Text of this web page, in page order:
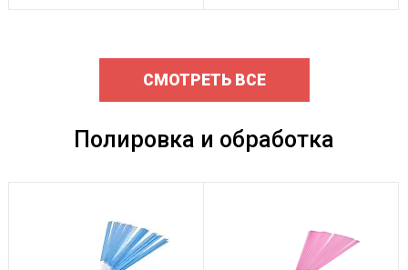
СМОТРЕТЬ ВСЕ
Полировка и обработка